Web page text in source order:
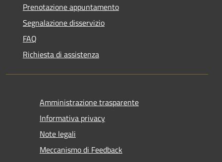
Prenotazione appuntamento
Segnalazione disservizio
FAQ
Richiesta di assistenza
Amministrazione trasparente
Informativa privacy
Note legali
Meccanismo di Feedback